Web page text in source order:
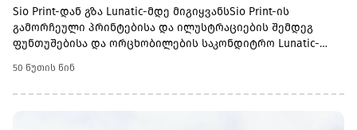
Sio Print-დან გზა Lunatic-მდე მიგიყვანსSio Print-ის
გამორჩეული პრინტებისა და ილუსტრაციების შემდეგ
ფუნთუშებისა და ორცხობილების საკონდიტრო Lunatic-
გამორჩეულ და დასამახსოვრებელ ატმოსფეროსა და
მრავალფეროვან, ხელნაკეთ დესერტებს
50 წუთის წინ